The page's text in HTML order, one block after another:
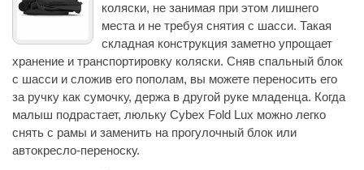
коляски, не занимая при этом лишнего
места и не требуя снятия с шасси. Такая
складная конструкция заметно упрощает
хранение и транспортировку коляски. Сняв спальный блок
с шасси и сложив его пополам, вы можете переносить его
за ручку как сумочку, держа в другой руке младенца. Когда
малыш подрастает, люльку Cybex Fold Lux можно легко
снять с рамы и заменить на прогулочный блок или
автокресло-переноску.